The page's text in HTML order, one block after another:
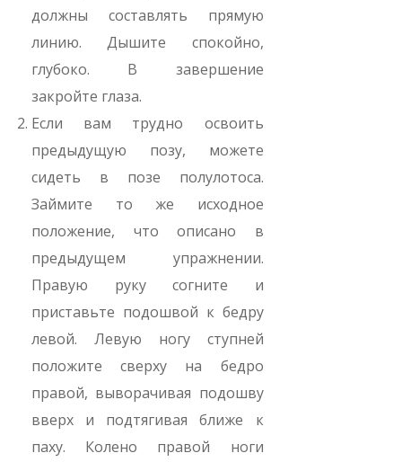
должны составлять прямую
линию. Дышите спокойно,
глубоко. В завершение
закройте глаза.
Если вам трудно освоить
предыдущую позу, можете
сидеть в позе полулотоса.
Займите то же исходное
положение, что описано в
предыдущем упражнении.
Правую руку согните и
приставьте подошвой к бедру
левой. Левую ногу ступней
положите сверху на бедро
правой, выворачивая подошву
вверх и подтягивая ближе к
паху. Колено правой ноги